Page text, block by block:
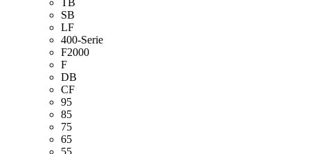
SB
LF
400-Serie
F2000
F
DB
CF
95
85
75
65
55